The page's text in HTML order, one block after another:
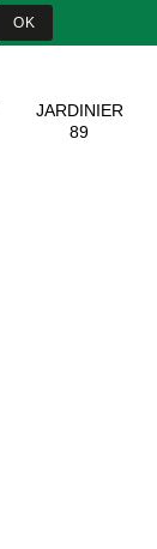
JARDINIER
89